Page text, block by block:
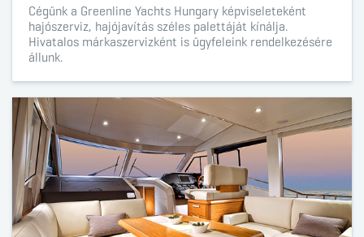
Cégünk a Greenline Yachts Hungary képviseleteként
hajószerviz, hajójavítás széles palettáját kínálja.
Hivatalos márkaszervizként is ügyfeleink rendelkezésére
állunk.